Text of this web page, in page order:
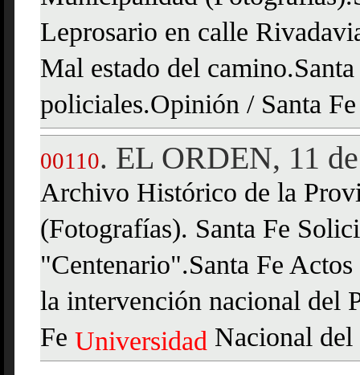
Leprosario en calle
Mal estado del
policiales.Opinión / Santa
00110. EL ORDEN, 11
Archivo Histórico de la
(Fotografías). Santa Fe
"Centenario".Santa Fe
la intervención nacional del
Fe Universidad Nacional